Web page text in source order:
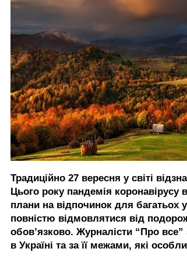
Традиційно 27 вересня у світі
Цього року пандемія коронавірусу
плани на відпочинок для багатьох
повністю відмовлятися від
обов’язково. Журналісти “Про
в Україні та за її межами, які